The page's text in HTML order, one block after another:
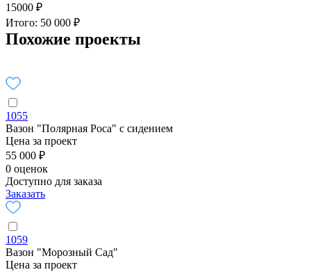
15000 ₽
Итого: 50 000 ₽
Похожие проекты
1055
Вазон "Полярная Роса" с сидением
Цена за проект
55 000 ₽
0 оценок
Доступно для заказа
Заказать
1059
Вазон "Морозный Сад"
Цена за проект